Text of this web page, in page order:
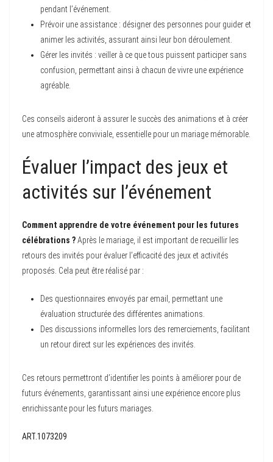
pendant l’événement.
Prévoir une assistance : désigner des personnes pour guider et
animer les activités, assurant ainsi leur bon déroulement.
Gérer les invités : veiller à ce que tous puissent participer sans
confusion, permettant ainsi à chacun de vivre une expérience
agréable.
Ces conseils aideront à assurer le succès des animations et à créer
une atmosphère conviviale, essentielle pour un mariage mémorable.
Évaluer l’impact des jeux et
activités sur l’événement
Comment apprendre de votre événement pour les futures
célébrations ?Après le mariage, il est important de recueillir les
retours des invités pour évaluer l’efficacité des jeux et activités
proposés. Cela peut être réalisé par :
Des questionnaires envoyés par email, permettant une
évaluation structurée des différentes animations.
Des discussions informelles lors des remerciements, facilitant
un retour direct sur les expériences des invités.
Ces retours permettront d’identifier les points à améliorer pour de
futurs événements, garantissant ainsi une expérience encore plus
enrichissante pour les futurs mariages.
ART.1073209